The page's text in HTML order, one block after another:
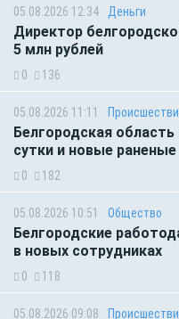
05.08.2026 12:34 Деньги
Директор
5 млн рублей
0 136
05.08.2026 11:11
Белгородская
сутки и новые раненые
0 182
05.08.2026 10:51 Общество
Белгородские
в новых сотрудниках
0 118
05.08.2026 09:08